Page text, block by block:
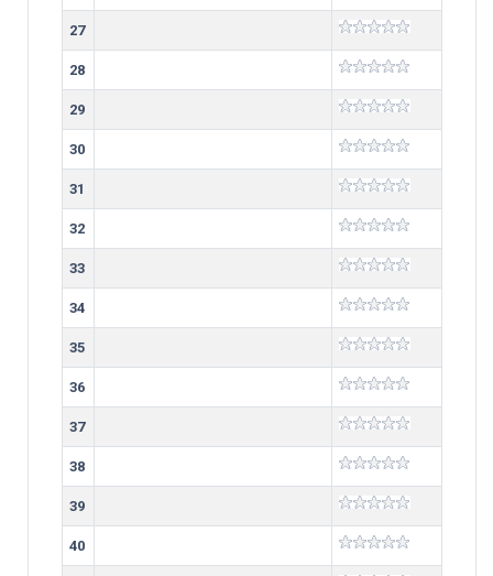
27
28
29
30
31
32
33
34
35
36
37
38
39
40